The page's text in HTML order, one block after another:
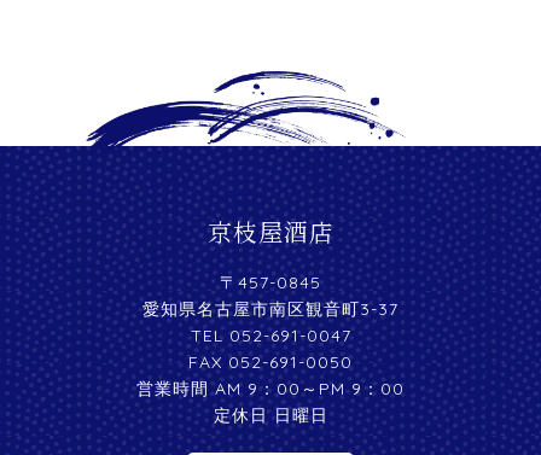
京枝屋酒店
〒457-0845
愛知県名古屋市南区観音町3-37
TEL 052-691-0047
FAX 052-691-0050
営業時間 AM 9：00～PM 9：00
定休日 日曜日